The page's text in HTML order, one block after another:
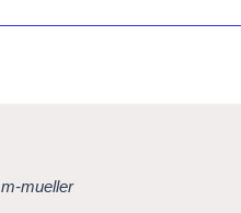
mueller